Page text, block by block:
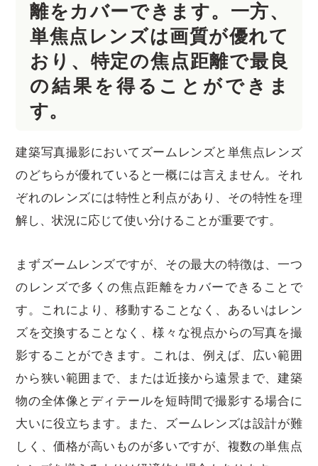
離をカバーできます。一方、
単焦点レンズは画質が優れて
おり、特定の焦点距離で最良
の結果を得ることができま
す。
建築写真撮影においてズームレンズと単焦点レンズ
のどちらが優れていると一概には言えません。それ
ぞれのレンズには特性と利点があり、その特性を理
解し、状況に応じて使い分けることが重要です。
まずズームレンズですが、その最大の特徴は、一つ
のレンズで多くの焦点距離をカバーできることで
す。これにより、移動することなく、あるいはレン
ズを交換することなく、様々な視点からの写真を撮
影することができます。これは、例えば、広い範囲
から狭い範囲まで、または近接から遠景まで、建築
物の全体像とディテールを短時間で撮影する場合に
大いに役立ちます。また、ズームレンズは設計が難
しく、価格が高いものが多いですが、複数の単焦点